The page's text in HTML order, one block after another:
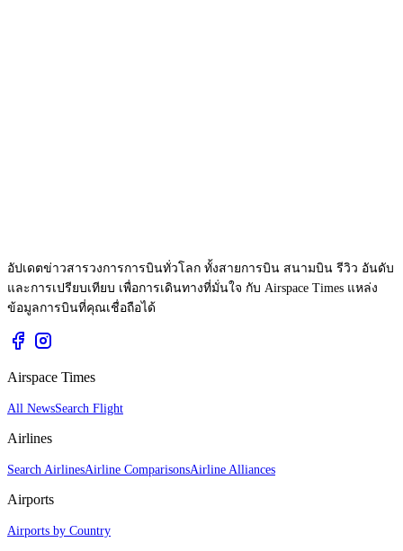
อัปเดตข่าวสารวงการการบินทั่วโลก ทั้งสายการบิน สนามบิน รีวิว อันดับ
และการเปรียบเทียบ เพื่อการเดินทางที่มั่นใจ กับ Airspace Times แหล่ง
ข้อมูลการบินที่คุณเชื่อถือได้
Airspace Times
All NewsSearch Flight
Airlines
Search AirlinesAirline ComparisonsAirline Alliances
Airports
Airports by Country